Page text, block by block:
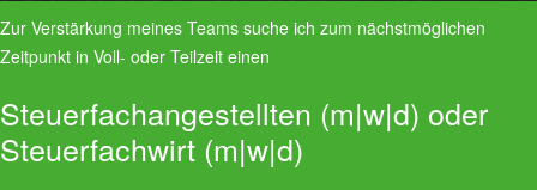
Zur Verstärkung meines Teams suche ich zum nächstmöglichen
Zeitpunkt in Voll- oder Teilzeit einen
Steuerfachangestellten (m|w|d) oder
Steuerfachwirt (m|w|d)